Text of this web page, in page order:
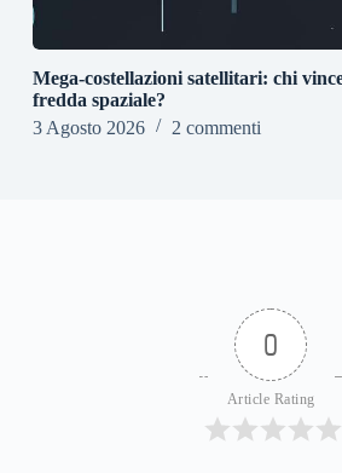
Mega-costellazioni satellitari: chi
fredda spaziale?
3 Agosto 2026
2 commenti
0
Article Rating